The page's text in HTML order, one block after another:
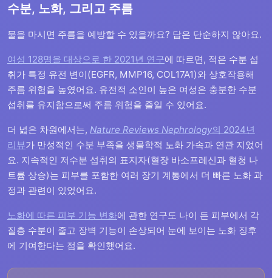
수분, 노화, 그리고 주름
물을 마시면 주름을 예방할 수 있을까요? 답은 단순하지 않아요.
여성 128명을 대상으로 한 2021년 연구에 따르면, 적은 수분 섭
취가 특정 유전 변이(EGFR, MMP16, COL17A1)와 상호작용해
주름 위험을 높였어요. 유전적 소인이 높은 여성은 충분한 수분
섭취를 유지함으로써 주름 위험을 줄일 수 있어요.
더 넓은 차원에서는, Nature Reviews Nephrology의 2024년
리뷰가 만성적인 수분 부족을 생물학적 노화 가속과 연관 지었어
요. 지속적인 저수분 섭취의 표지자(혈장 바소프레신과 혈청 나
트륨 상승)는 피부를 포함한 여러 장기 계통에서 더 빠른 노화 과
정과 관련이 있었어요.
노화에 따른 피부 기능 변화에 관한 연구도 나이 든 피부에서 각
질층 수분이 줄고 장벽 기능이 손상되어 눈에 보이는 노화 징후
에 기여한다는 점을 확인했어요.